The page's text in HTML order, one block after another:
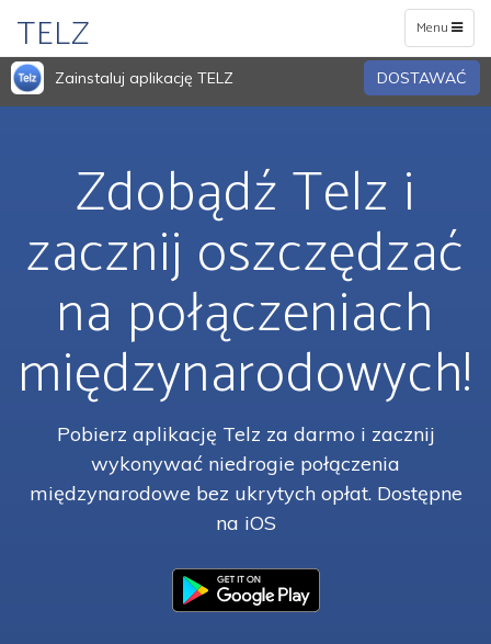
Toggle
navigation
Menu
TELZ
Zainstaluj aplikację TELZ DOSTAWAĆ
Zdobądź Telz i
zacznij oszczędzać
na połączeniach
międzynarodowych!
Pobierz aplikację Telz za darmo i zacznij
wykonywać niedrogie połączenia
międzynarodowe bez ukrytych opłat. Dostępne
na iOS